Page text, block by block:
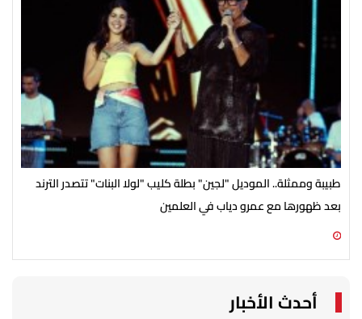
طبيبة وممثلة.. الموديل "لجين" بطلة كليب "لولا البنات" تتصدر الترند
بعد ظهورها مع عمرو دياب في العلمين
أحدث الأخبار